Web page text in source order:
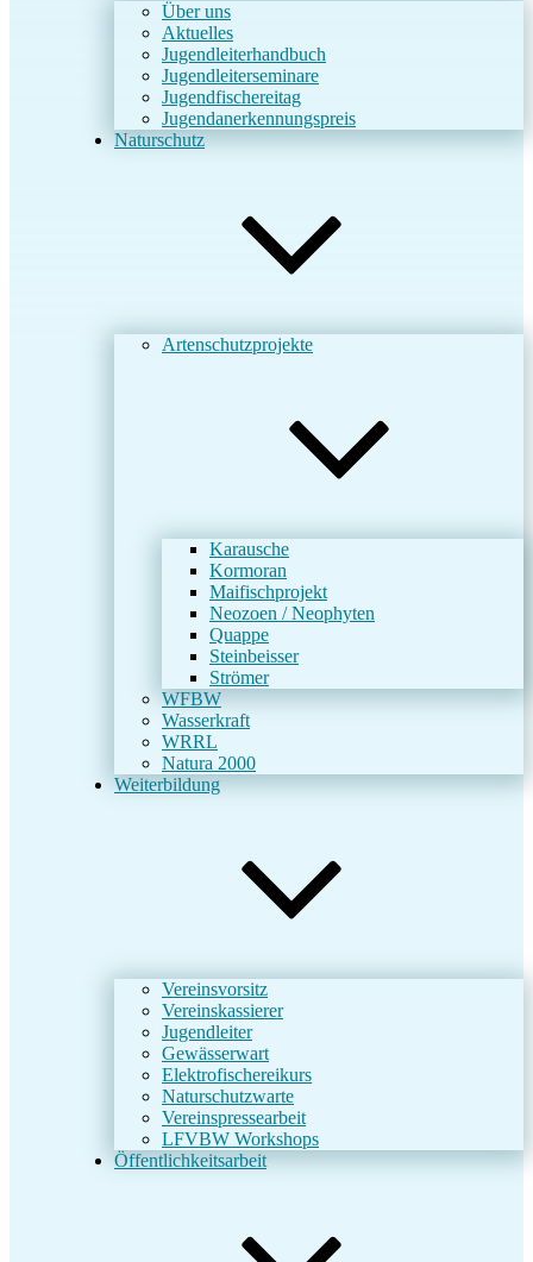
Über uns
Aktuelles
Jugendleiterhandbuch
Jugendleiterseminare
Jugendfischereitag
Jugendanerkennungspreis
Naturschutz
Artenschutzprojekte
Karausche
Kormoran
Maifischprojekt
Neozoen / Neophyten
Quappe
Steinbeisser
Strömer
WFBW
Wasserkraft
WRRL
Natura 2000
Weiterbildung
Vereinsvorsitz
Vereinskassierer
Jugendleiter
Gewässerwart
Elektrofischereikurs
Naturschutzwarte
Vereinspressearbeit
LFVBW Workshops
Öffentlichkeitsarbeit